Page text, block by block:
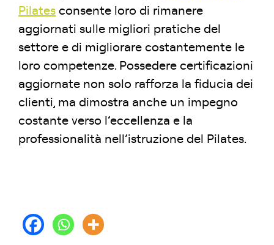
Pilates consente loro di rimanere
aggiornati sulle migliori pratiche del
settore e di migliorare costantemente le
loro competenze. Possedere certificazioni
aggiornate non solo rafforza la fiducia dei
clienti, ma dimostra anche un impegno
costante verso l’eccellenza e la
professionalità nell’istruzione del Pilates.